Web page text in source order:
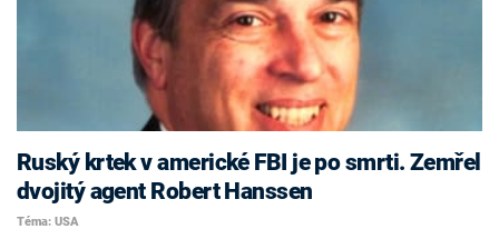
Ruský krtek v americké FBI je po smrti. Zemřel
dvojitý agent Robert Hanssen
Téma: USA